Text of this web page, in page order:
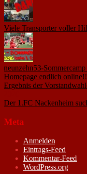
Viele Transporter voller
neunzehn53-
Homepage endlich
Ergebnis der
Der 1.FC Nackenheim
Meta
Anmelden
Eintrags-Feed
Kommentar-Feed
WordPress.org